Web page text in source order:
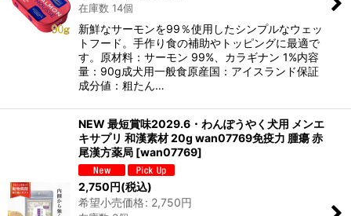
在庫数 14個
新鮮なサーモンを99％使用したシンプルなウェッ
トフード。手作り食の補助やトッピングに最適で
す。原材料：サーモン 99%、カラギナン 1%内容
量：90g成犬用一般食原産国：アイスランド保証
成分値：粗たん…
NEW 最短賞味2029.6・わんぽうやく犬用 メンエ
キサプリ 和漢素材 20g wan07769免疫力 腫瘍 赤
尾漢方薬局 [wan07769]
2,750円(税込)
希望小売価格: 2,750円